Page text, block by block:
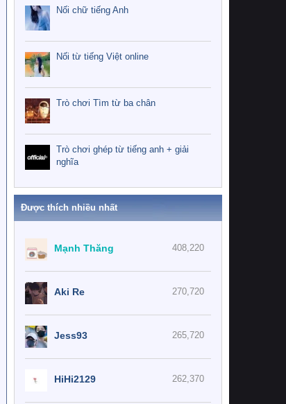
Nối chữ tiếng Anh
Nối từ tiếng Việt online
Trò chơi Tìm từ ba chân
Trò chơi ghép từ tiếng anh + giải
nghĩa
Được thích nhiều nhất
408,220
Mạnh Thăng
270,720
Aki Re
265,720
Jess93
262,370
HiHi2129